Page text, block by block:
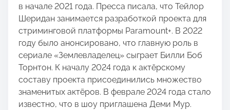
в начале 2021 года. Пресса писала, что Тейлор
Шеридан занимается разработкой проекта для
стриминговой платформы Paramount+. В 2022
году было анонсировано, что главную роль в
сериале «Землевладелец» сыграет Билли Боб
Торнтон. К началу 2024 года к актёрскому
составу проекта присоединились множество
знаменитых актёров. В феврале 2024 года стало
известно, что в шоу приглашена Деми Мур.